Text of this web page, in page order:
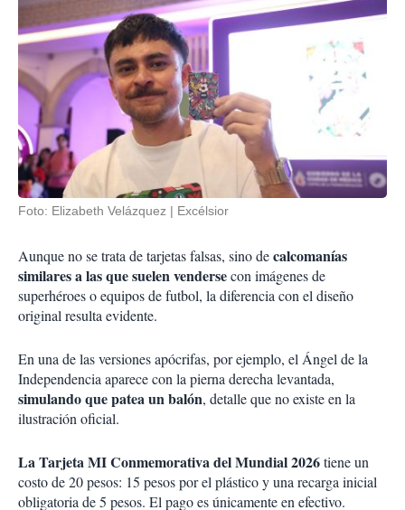
Foto: Elizabeth Velázquez | Excélsior
Aunque no se trata de tarjetas falsas, sino decalcomanías
similares a las que suelen vendersecon imágenes de
superhéroes o equipos de futbol, la diferencia con el diseño
original resulta evidente.
En una de las versiones apócrifas, por ejemplo, el Ángel de la
Independencia aparece con la pierna derecha levantada,
simulando que patea un balón, detalle que no existe en la
ilustración oficial.
La Tarjeta MI Conmemorativa del Mundial 2026tiene un
costo de 20 pesos: 15 pesos por el plástico y una recarga inicial
obligatoria de 5 pesos. El pago es únicamente en efectivo.